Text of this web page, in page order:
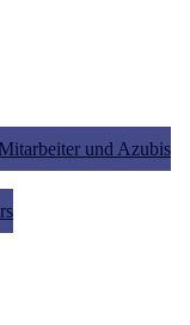
und Azubis